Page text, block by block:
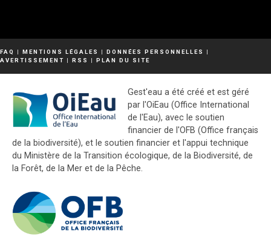
FAQ | MENTIONS LÉGALES | DONNÉES PERSONNELLES
|
AVERTISSEMENT | RSS | PLAN DU SITE
Gest'eau a été créé et est géré
par l'OiEau (Office International
de l'Eau), avec le soutien
financier de l'OFB (Office français
de la biodiversité), et le soutien financier et l'appui technique
du Ministère de la Transition écologique, de la Biodiversité, de
la Forêt, de la Mer et de la Pêche.